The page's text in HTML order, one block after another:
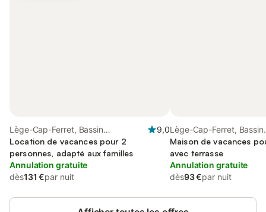
Lège-Cap-Ferret, Bassin
d'Arcachon
9,0
Location de vacances pour 2
personnes, adapté aux familles
Annulation gratuite
dès131 €par nuit
Lège-Cap-Ferret, Bassin
d'Arcachon
Maison de vacances
avec terrasse
Annulation gratuite
dès93 €par nuit